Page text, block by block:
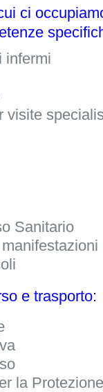
ci
infermi
visite
Sanitario
e trasporto:
la